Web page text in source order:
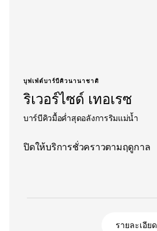
บุฟเฟ่ต์บาร์บีคิวนานาชาติ
ริเวอร์ไซด์ เทอเรซ
บาร์บีคิวมื้อค่ำสุดอลังการริมแม่น้ำ
ปิดให้บริการชั่วคราวตามฤดูกาล
รายละเอียด